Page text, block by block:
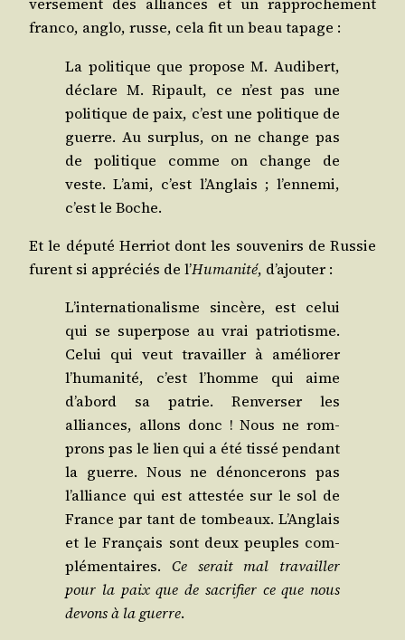
ver­se­ment des alliances et un rap­pro­che­ment
fran­co, anglo, russe, cela fit un beau tapage :
La poli­tique que pro­pose M. Audi­bert,
déclare M. Ripault, ce n’est pas une
poli­tique de paix, c’est une poli­tique de
guerre. Au sur­plus, on ne change pas
de poli­tique comme on change de
veste. L’ami, c’est l’Anglais ; l’ennemi,
c’est le Boche.
Et le dépu­té Her­riot dont les sou­ve­nirs de Rus­sie
furent si appré­ciés de l’Huma­ni­té, d’ajouter :
L’internationalisme sin­cère, est celui
qui se super­pose au vrai patrio­tisme.
Celui qui veut tra­vailler à amé­lio­rer
l’humanité, c’est l’homme qui aime
d’abord sa patrie. Ren­ver­ser les
alliances, allons donc ! Nous ne rom­
prons pas le lien qui a été tis­sé pen­dant
la guerre. Nous ne dénon­ce­rons pas
l’alliance qui est attes­tée sur le sol de
France par tant de tom­beaux. L’Anglais
et le Fran­çais sont deux peuples com­
plé­men­taires. Ce serait mal tra­vailler
pour la paix que de sacri­fier ce que nous
devons à la guerre.